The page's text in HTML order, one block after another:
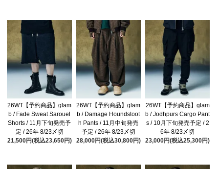
26WT【予約商品】glam
b / Fade Sweat Sarouel
Shorts / 11月下旬発売予
定 / 26年 8/23〆切
21,500円(税込23,650円)
26WT【予約商品】glam
b / Damage Houndstoot
h Pants / 11月中旬発売
予定 / 26年 8/23〆切
28,000円(税込30,800円)
26WT【予約商品】glam
b / Jodhpurs Cargo Pant
s / 10月下旬発売予定 / 2
6年 8/23〆切
23,000円(税込25,300円)